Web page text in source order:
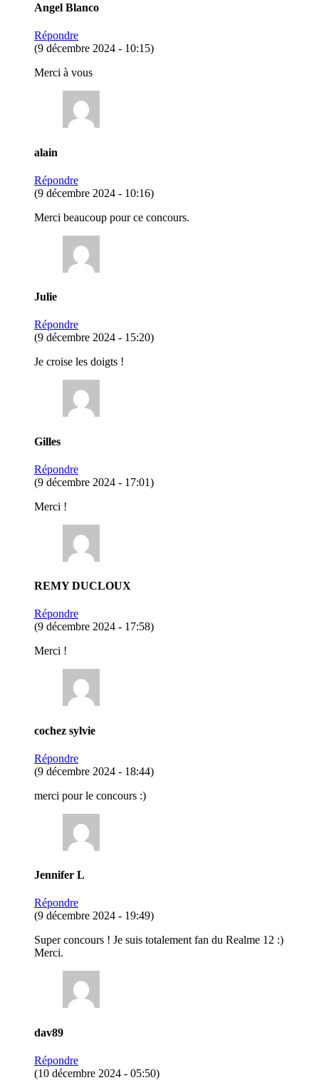
Angel Blanco
Répondre
(9 décembre 2024 - 10:15)
Merci à vous
alain
Répondre
(9 décembre 2024 - 10:16)
Merci beaucoup pour ce concours.
Julie
Répondre
(9 décembre 2024 - 15:20)
Je croise les doigts !
Gilles
Répondre
(9 décembre 2024 - 17:01)
Merci !
REMY DUCLOUX
Répondre
(9 décembre 2024 - 17:58)
Merci !
cochez sylvie
Répondre
(9 décembre 2024 - 18:44)
merci pour le concours :)
Jennifer L
Répondre
(9 décembre 2024 - 19:49)
Super concours ! Je suis totalement fan du Realme 12 :)
Merci.
dav89
Répondre
(10 décembre 2024 - 05:50)